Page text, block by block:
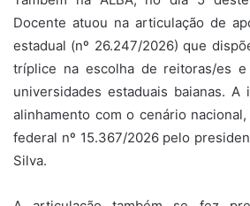
Docente atuou na articulação de
estadual (nº 26.247/2026) que
tríplice na escolha de reitoras/es
universidades estaduais baianas. A
alinhamento com o cenário
federal nº 15.367/2026 pelo
Silva.